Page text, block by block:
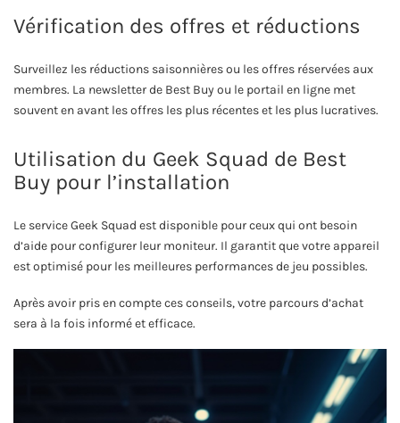
Vérification des offres et réductions
Surveillez les réductions saisonnières ou les offres réservées aux
membres. La newsletter de Best Buy ou le portail en ligne met
souvent en avant les offres les plus récentes et les plus lucratives.
Utilisation du Geek Squad de Best
Buy pour l’installation
Le service Geek Squad est disponible pour ceux qui ont besoin
d’aide pour configurer leur moniteur. Il garantit que votre appareil
est optimisé pour les meilleures performances de jeu possibles.
Après avoir pris en compte ces conseils, votre parcours d’achat
sera à la fois informé et efficace.